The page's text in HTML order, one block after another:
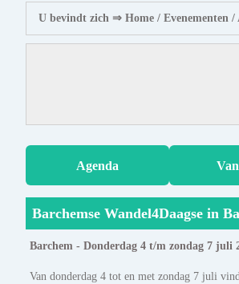
U bevindt zich ⇒ Home / Evenementen /
Agenda
Barchemse Wandel4Daagse in
Barchem - Donderdag 4 t/m zondag 7 juli
Van donderdag 4 tot en met zondag 7 juli